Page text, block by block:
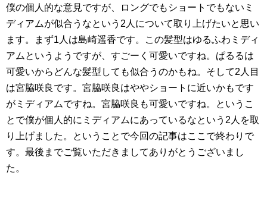
僕の個人的な意見ですが、ロングでもショートでもないミ
ディアムが似合うなという2人について取り上げたいと思い
ます。まず1人は島崎遥香です。この髪型はゆるふわミディ
アムというようですが、すごーく可愛いですね。ぱるるは
可愛いからどんな髪型しても似合うのかもね。そして2人目
は宮脇咲良です。宮脇咲良はややショートに近いかもです
がミディアムですね。宮脇咲良も可愛いですね。というこ
とで僕が個人的にミディアムにあっているなという2人を取
り上げました。ということで今回の記事はここで終わりで
す。最後までご覧いただきましてありがとうございまし
た。